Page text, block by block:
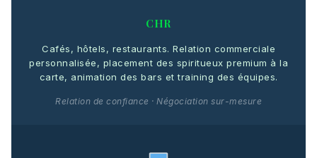
CHR
Cafés, hôtels, restaurants. Relation commerciale
personnalisée, placement des spiritueux premium à la
carte, animation des bars et training des équipes.
Relation de confiance · Négociation sur-mesure